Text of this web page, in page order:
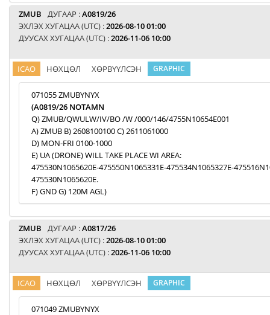
ZMUB ДУГААР :A0819/26
ЭХЛЭХ ХУГАЦАА (UTC) :2026-08-10 01:00
ДУУСАХ ХУГАЦАА (UTC) :2026-11-06 10:00
ICAO НӨХЦӨЛ ХӨРВҮҮЛСЭН GRAPHIC
071055 ZMUBYNYX
(A0819/26 NOTAMN
Q) ZMUB/QWULW/IV/BO /W /000/146/4755N10654E001
A) ZMUB B) 2608100100 C) 2611061000
D) MON-FRI 0100-1000
E) UA (DRONE) WILL TAKE PLACE WI AREA:
475530N1065620E-475550N1065331E-475534N1065327E-
475530N1065620E.
F) GND G) 120M AGL)
ZMUB ДУГААР :A0817/26
ЭХЛЭХ ХУГАЦАА (UTC) :2026-08-10 01:00
ДУУСАХ ХУГАЦАА (UTC) :2026-11-06 10:00
ICAO НӨХЦӨЛ ХӨРВҮҮЛСЭН GRAPHIC
071049 ZMUBYNYX